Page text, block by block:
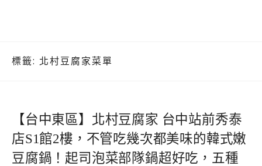
標籤: 北村豆腐家菜單
【台中東區】北村豆腐家 台中站前秀泰
店S1館2樓，不管吃幾次都美味的韓式嫩
豆腐鍋！起司泡菜部隊鍋超好吃，五種